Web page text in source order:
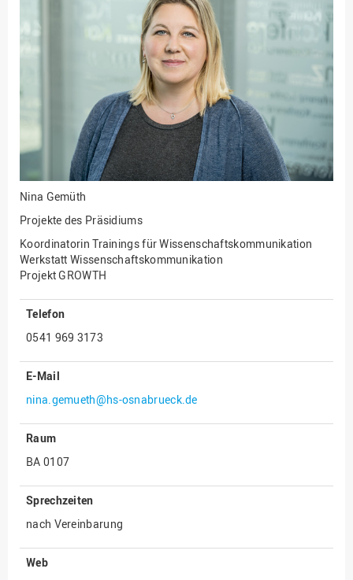
Ingenieurwissenschaften
und Informatik
Fakultät Management,
Fakultät Wirtschafts- und
Sozialwissenschaften
Finanzen
Forschung, Kooperation,
Drittmittel
Gebäude und Technik
Gesellschaftliches
Engagement
Gleichstellungsbüro
Hochschulleitung
Hochschulplanung/-
Innenrevision
Institut für Musik
IT Service Center
Kommunikation und
Marketing
LearningCenter
Nachhaltigkeit
Personal
Nina Gemüth
Projekte des Präsidiums
Koordinatorin Trainings für Wissenschaftskommunikation
Werkstatt Wissenschaftskommunikation
Projekt GROWTH
Telefon
0541 969 3173
E-Mail
nina.gemueth@hs-osnabrueck.de
Raum
BA 0107
Sprechzeiten
nach Vereinbarung
Web